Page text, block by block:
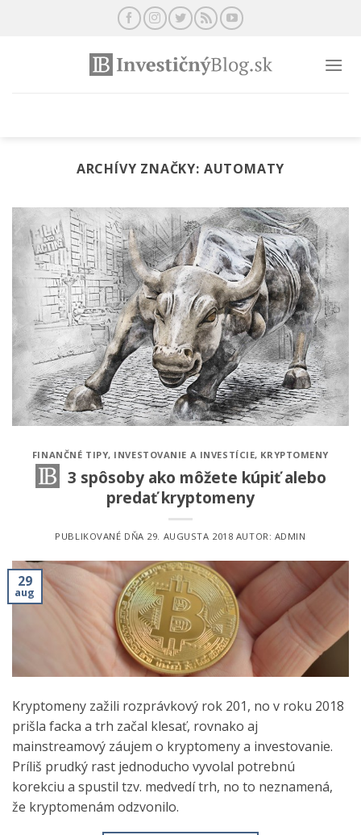
ARCHÍVY ZNAČKY: AUTOMATY
FINANČNÉ TIPY, INVESTOVANIE A INVESTÍCIE, KRYPTOMENY
3 spôsoby ako môžete kúpiť alebo
predať kryptomeny
PUBLIKOVANÉ DŇA 29. AUGUSTA 2018 AUTOR: ADMIN
29
aug
Kryptomeny zažili rozprávkový rok 201, no v roku 2018
prišla facka a trh začal klesať, rovnako aj
mainstreamový záujem o kryptomeny a investovanie.
Príliš prudký rast jednoducho vyvolal potrebnú
korekciu a spustil tzv. medvedí trh, no to neznamená,
že kryptomenám odzvonilo.